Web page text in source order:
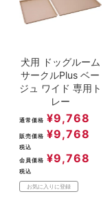
犬用 ドッグルーム
サークルPlus ベー
ジュ ワイド 専用ト
レー
通常価格 ¥9,768
販売価格 ¥9,768
税込
会員価格 ¥9,768
税込
お気に入りに登録